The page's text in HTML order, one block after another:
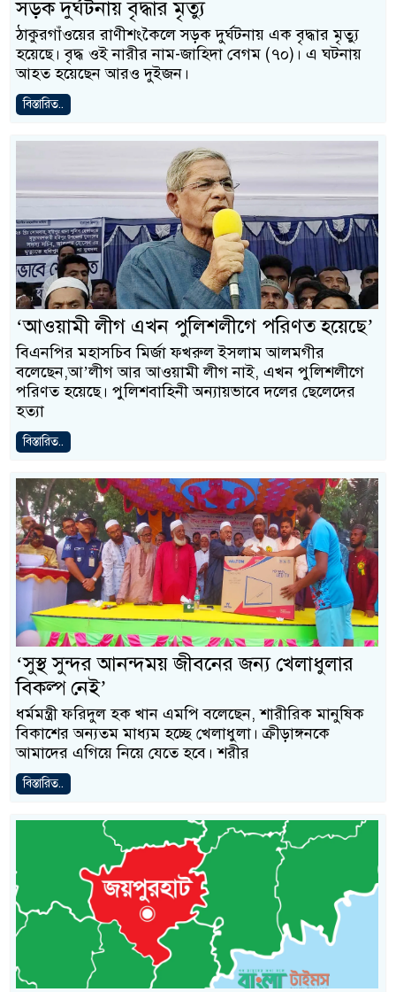
সড়ক দুর্ঘটনায় বৃদ্ধার মৃত্যু
ঠাকুরগাঁওয়ের রাণীশংকৈলে সড়ক দুর্ঘটনায় এক বৃদ্ধার মৃত্যু
হয়েছে। বৃদ্ধ ওই নারীর নাম-জাহিদা বেগম (৭০)। এ ঘটনায়
আহত হয়েছেন আরও দুইজন।
বিস্তারিত..
‘আওয়ামী লীগ এখন পুলিশলীগে পরিণত হয়েছে’
বিএনপির মহাসচিব মির্জা ফখরুল ইসলাম আলমগীর
বলেছেন,আ’লীগ আর আওয়ামী লীগ নাই, এখন পুলিশলীগে
পরিণত হয়েছে। পুলিশবাহিনী অন্যায়ভাবে দলের ছেলেদের
হত্যা
বিস্তারিত..
‘সুস্থ সুন্দর আনন্দময় জীবনের জন্য খেলাধুলার
বিকল্প নেই’
ধর্মমন্ত্রী ফরিদুল হক খান এমপি বলেছেন, শারীরিক মানুষিক
বিকাশের অন্যতম মাধ্যম হচ্ছে খেলাধুলা। ক্রীড়াঙ্গনকে
আমাদের এগিয়ে নিয়ে যেতে হবে। শরীর
বিস্তারিত..